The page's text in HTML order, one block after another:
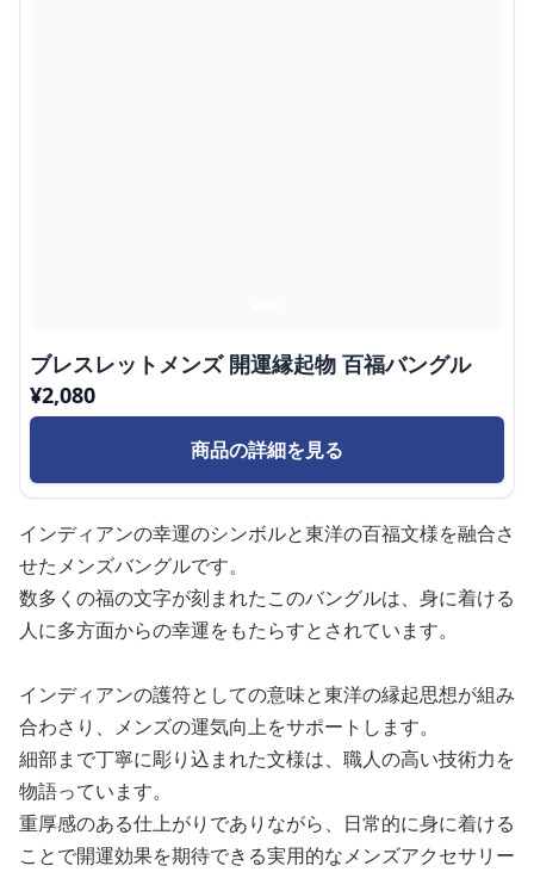
ブレスレットメンズ 開運縁起物 百福バングル
¥2,080
商品の詳細を見る
インディアンの幸運のシンボルと東洋の百福文様を融合さ
せたメンズバングルです。
数多くの福の文字が刻まれたこのバングルは、身に着ける
人に多方面からの幸運をもたらすとされています。
インディアンの護符としての意味と東洋の縁起思想が組み
合わさり、メンズの運気向上をサポートします。
細部まで丁寧に彫り込まれた文様は、職人の高い技術力を
物語っています。
重厚感のある仕上がりでありながら、日常的に身に着ける
ことで開運効果を期待できる実用的なメンズアクセサリー